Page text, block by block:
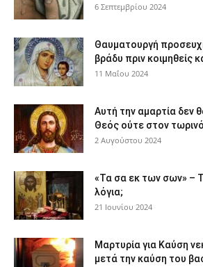
6 Σεπτεμβρίου 2024
Θαυματουργή
βράδυ πριν κοιμηθείς
11 Μαΐου 2024
Αυτή την αμαρτία δεν
Θεός ούτε στον
2 Αυγούστου 2024
«Τα σα εκ των σων» –
λόγια;
21 Ιουνίου 2024
Μαρτυρία για Καύση
μετά την καύση του